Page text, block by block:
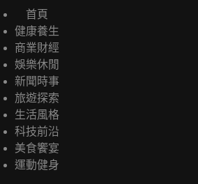
首頁
健康養生
商業財經
娛樂休閒
新聞時事
旅遊探索
生活風格
科技前沿
美食饗宴
運動健身